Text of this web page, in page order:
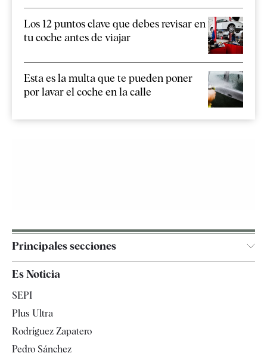
Los 12 puntos clave que debes revisar en
tu coche antes de viajar
Esta es la multa que te pueden poner
por lavar el coche en la calle
Principales secciones
España
Televisión
Es Noticia
SEPI
Plus Ultra
Rodríguez Zapatero
Pedro Sánchez